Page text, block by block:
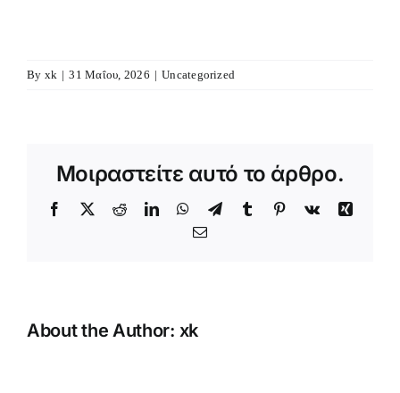
By xk | 31 Μαΐου, 2026 | Uncategorized
Μοιραστείτε αυτό το άρθρο.
Facebook
X RedditLinkedInWhatsApp
TelegramTumblr Pinterest
Vk
Xing
Email
About the Author: xk